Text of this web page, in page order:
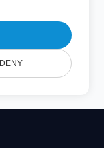
DENY